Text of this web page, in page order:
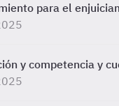
para el
y competencia y